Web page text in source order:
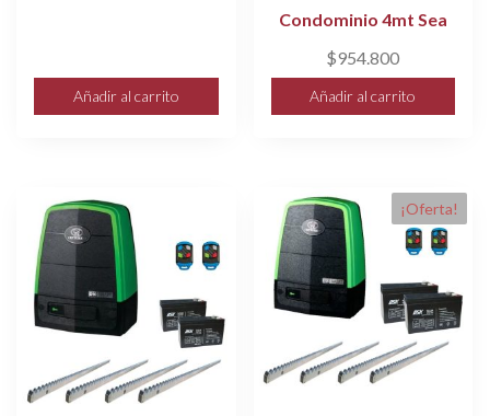
Añadir al carrito
Condominio 4mt Sea
$954.800
Añadir al carrito
¡Oferta!